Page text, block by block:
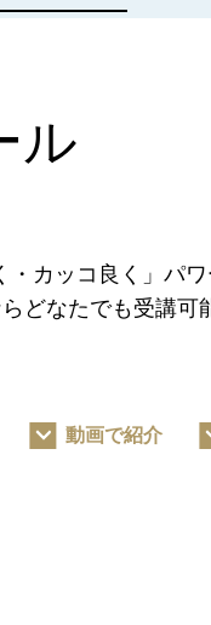
ル
カッコ良く」パ
どなたでも受講可
動画で紹介